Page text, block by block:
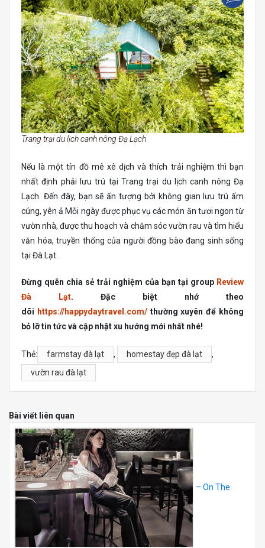
Trang trại du lịch canh nông Đạ Lạch
Nếu là một tín đồ mê xê dịch và thích trải nghiệm thì bạn
nhất định phải lưu trú tại Trang trại du lịch canh nông Đạ
Lạch. Đến đây, bạn sẽ ấn tượng bởi không gian lưu trú ấm
cúng, yên ả Mỗi ngày được phục vụ các món ăn tươi ngon từ
vườn nhà, được thu hoạch và chăm sóc vườn rau và tìm hiểu
văn hóa, truyền thống của người đồng bào đang sinh sống
tại Đà Lạt.
Đừng quên chia sẻ trải nghiệm của bạn tại group Review
Đà Lạt. Đặc biệt nhớ theo
dõi https://happydaytravel.com/thường xuyên để không
bỏ lỡ tin tức và cập nhật xu hướng mới nhất nhé!
Thẻ: farmstay đà lạt , homestay đẹp đà lạt
,
vườn rau đà lạt
Bài viết liên quan
– On The